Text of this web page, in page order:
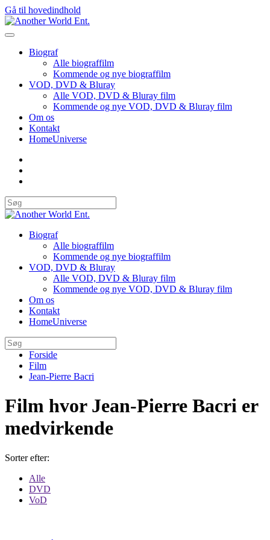
Gå til hovedindhold
Biograf
Alle biograffilm
Kommende og nye biograffilm
VOD, DVD & Bluray
Alle VOD, DVD & Bluray film
Kommende og nye VOD, DVD & Bluray film
Om os
Kontakt
HomeUniverse
Biograf
Alle biograffilm
Kommende og nye biograffilm
VOD, DVD & Bluray
Alle VOD, DVD & Bluray film
Kommende og nye VOD, DVD & Bluray film
Om os
Kontakt
HomeUniverse
Forside
Film
Jean-Pierre Bacri
Film hvor Jean-Pierre Bacri er
medvirkende
Sorter efter:
Alle
DVD
VoD